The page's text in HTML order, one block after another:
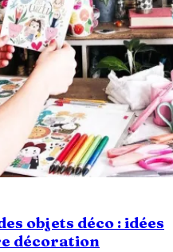
objets déco : idées
décoration